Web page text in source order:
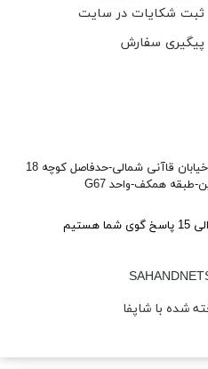
ثبت شکایات در سایت
پیگیری سفارش
نشانی: شیراز-چهارراه مشیر-ابتدای خیابان قاآنی شمالی-حدفاصل کوچه 18
شده با شاپفا